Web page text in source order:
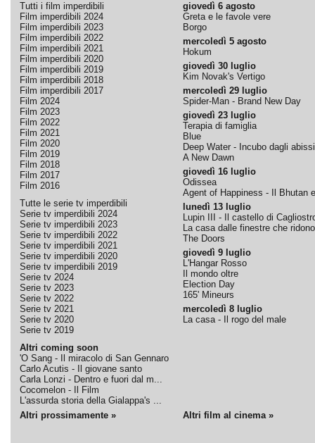
Tutti i film imperdibili
Film imperdibili 2024
Film imperdibili 2023
Film imperdibili 2022
Film imperdibili 2021
Film imperdibili 2020
Film imperdibili 2019
Film imperdibili 2018
Film imperdibili 2017
Film 2024
Film 2023
Film 2022
Film 2021
Film 2020
Film 2019
Film 2018
Film 2017
Film 2016
Tutte le serie tv imperdibili
Serie tv imperdibili 2024
Serie tv imperdibili 2023
Serie tv imperdibili 2022
Serie tv imperdibili 2021
Serie tv imperdibili 2020
Serie tv imperdibili 2019
Serie tv 2024
Serie tv 2023
Serie tv 2022
Serie tv 2021
Serie tv 2020
Serie tv 2019
Altri coming soon
'O Sang - Il miracolo di San Gennaro
Carlo Acutis - Il giovane santo
Carla Lonzi - Dentro e fuori dal m...
Cocomelon - Il Film
L'assurda storia della Gialappa's ...
giovedì 6 agosto
Greta e le favole vere
Borgo
mercoledì 5 agosto
Hokum
giovedì 30 luglio
Kim Novak's Vertigo
mercoledì 29 luglio
Spider-Man - Brand New Day
giovedì 23 luglio
Terapia di famiglia
Blue
Deep Water - Incubo dagli abissi
A New Dawn
giovedì 16 luglio
Odissea
Agent of Happiness - Il Bhutan
lunedì 13 luglio
Lupin III - Il castello di
La casa dalle finestre che ridono
The Doors
giovedì 9 luglio
L'Hangar Rosso
Il mondo oltre
Election Day
165' Mineurs
mercoledì 8 luglio
La casa - Il rogo del male
Altri prossimamente » Altri film al cinema »